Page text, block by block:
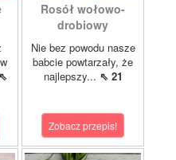
⇖
Rosół wołowo-
drobiowy
Nie bez powodu nasze
babcie powtarzały, że
najlepszy... ⇖ 21
Zobacz przepis!